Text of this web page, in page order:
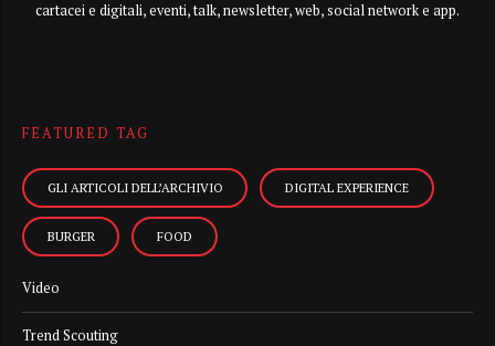
cartacei e digitali, eventi, talk, newsletter, web, social network e app.
FEATURED TAG
GLI ARTICOLI DELL’ARCHIVIO DIGITAL EXPERIENCE
BURGER FOOD
Video
Trend Scouting